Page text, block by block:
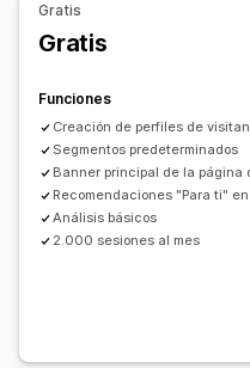
Múltiples idiomas
Recomendaciones de
Compras conjuntas
Informes y estadísticas
Prueba A/B Tasas de clics
Rendimiento de
Gratis
Gratis
Funciones
Creación de perfiles de
Segmentos predeterminados
Banner principal de la página
Recomendaciones "Para ti"
Análisis básicos
2.000 sesiones al mes